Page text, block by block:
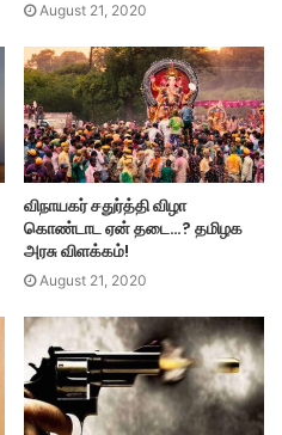
August 21, 2020
விநாயகர் சதுர்த்தி விழா
கொண்டாட ஏன் தடை…? தமிழக
அரசு விளக்கம்!
August 21, 2020